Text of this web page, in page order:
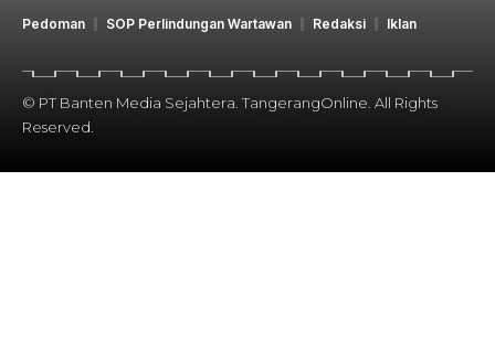
Pedoman SOP Perlindungan Wartawan Redaksi Iklan
© PT Banten Media Sejahtera. TangerangOnline. All Rights
Reserved.